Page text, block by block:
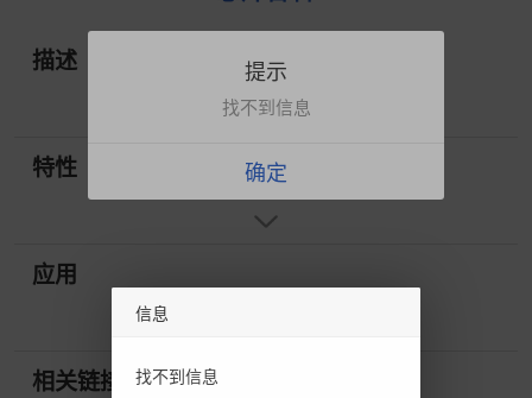
描述
特性
应用
相关链接
提示
找不到信息
确定
信息
找不到信息